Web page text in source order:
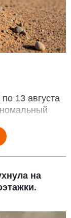
13 августа
на